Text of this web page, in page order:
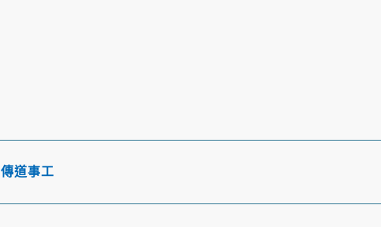
傳道事工